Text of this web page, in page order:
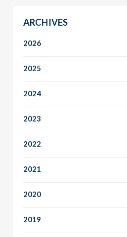
ARCHIVES
2026
2025
2024
2023
2022
2021
2020
2019